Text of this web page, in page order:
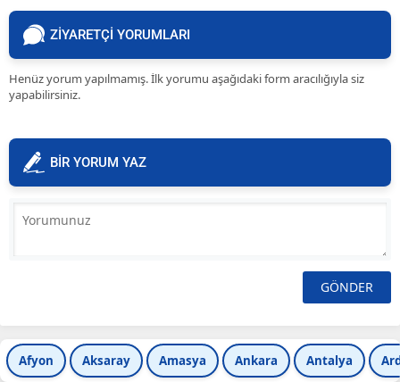
ZİYARETÇİ YORUMLARI
Henüz yorum yapılmamış. İlk yorumu aşağıdaki form aracılığıyla siz
yapabilirsiniz.
BİR YORUM YAZ
Afyon Aksaray Amasya Ankara Antalya